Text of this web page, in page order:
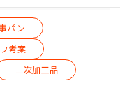
パン
考案
二次加工品